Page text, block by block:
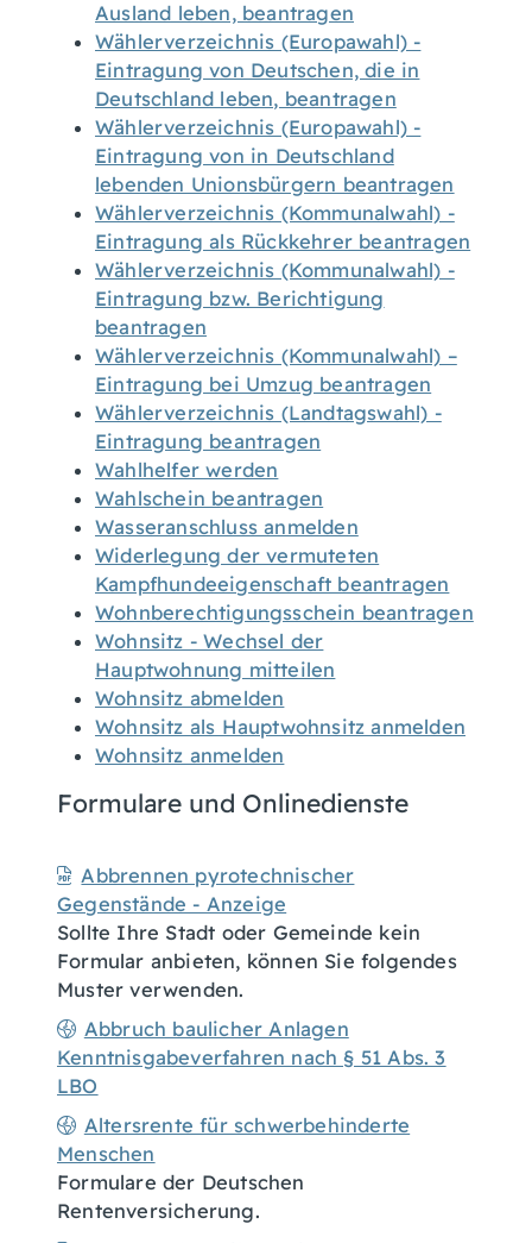
Ausland leben, beantragen
Wählerverzeichnis (Europawahl) -
Eintragung von Deutschen, die in
Deutschland leben, beantragen
Wählerverzeichnis (Europawahl) -
Eintragung von in Deutschland
lebenden Unionsbürgern beantragen
Wählerverzeichnis (Kommunalwahl) -
Eintragung als Rückkehrer beantragen
Wählerverzeichnis (Kommunalwahl) -
Eintragung bzw. Berichtigung
beantragen
Wählerverzeichnis (Kommunalwahl) –
Eintragung bei Umzug beantragen
Wählerverzeichnis (Landtagswahl) -
Eintragung beantragen
Wahlhelfer werden
Wahlschein beantragen
Wasseranschluss anmelden
Widerlegung der vermuteten
Kampfhundeeigenschaft beantragen
Wohnberechtigungsschein beantragen
Wohnsitz - Wechsel der
Hauptwohnung mitteilen
Wohnsitz abmelden
Wohnsitz als Hauptwohnsitz anmelden
Wohnsitz anmelden
Formulare und Onlinedienste
Abbrennen pyrotechnischer
Gegenstände - Anzeige
Sollte Ihre Stadt oder Gemeinde kein
Formular anbieten, können Sie folgendes
Muster verwenden.
Abbruch baulicher Anlagen
Kenntnisgabeverfahren nach § 51 Abs. 3
LBO
Altersrente für schwerbehinderte
Menschen
Formulare der Deutschen
Rentenversicherung.